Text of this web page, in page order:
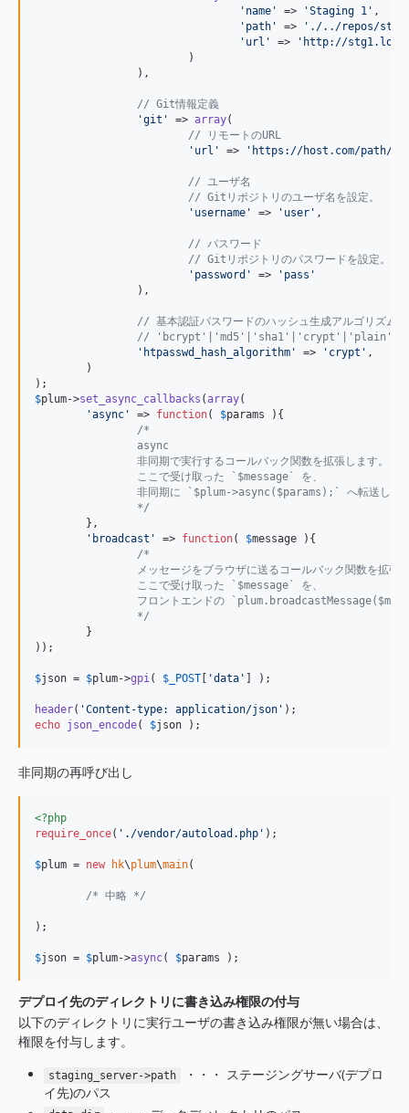
' name ' => 'Staging 1 ' ,
' path ' => ' ./../repos/
' url ' => ' http://
// Git情報定義
'git ' => array(
// リモートのURL
' url ' => ' https://host.com/path/
// ユーザ名
// Gitリポジトリのユーザ名を設定。
' username ' => ' user ' ,
// パスワード
// Gitリポジトリのパスワードを設定。
' password ' => ' pass '
// 基本認証パスワードのハッシュ生成アルゴリズム名
// 'bcrypt'|'md5'|'sha1'|'crypt'|'plain'
' htpasswd_hash_algorithm ' => ' crypt ' ,
$plum->set_async_callbacks (array(
'async ' => function( $params ){
/*
		async
		非同期で実行するコールバック関数を拡張します。
		ここで受け取った `$message` を、
非同期に `$plum->async($params);` へ転送して
		*/
' broadcast ' => function( $message ){
/*
メッセージをブラウザに送るコールバック関数を拡張
		ここで受け取った `$message` を、
フロントエンドの
		*/
));
$json = $plum->gpi( $ _POST 'data ' ] );
header( 'Content-type: application/json '
echo json_encode( $json );
非同期の再呼び出し
<?php
require_once( ' ./vendor/autoload.php ' );
$plum = new hk\plum\main(
/* 中略 */
);
$json = $plum->async( $params );
デプロイ先のディレクトリに書き込み権限の付与
以下のディレクトリに実行ユーザの書き込み権限が無い場合は、
権限を付与します。
staging_server->path
・・・ ステージングサーバ(デプロ
イ先)のパス